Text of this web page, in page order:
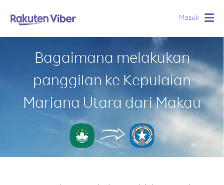
Masuk
Bagaimana melakukan
panggilan ke Kepulaian
Mariana Utara dari Makau